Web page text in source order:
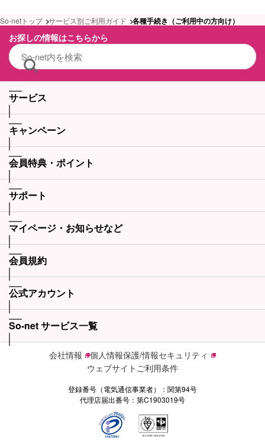
So-netトップ サービス別ご利用ガイド 各種手続き（ご利用中の方向け）
お探しの情報はこちらから
サービス
キャンペーン
会員特典・ポイント
サポート
マイページ・お知らせなど
会員規約
公式アカウント
So-net サービス一覧
会社情報
個人情報保護/情報セキュリティ
ウェブサイトご利用条件
登録番号（電気通信事業者）：関第94号
代理店届出番号：第C1903019号